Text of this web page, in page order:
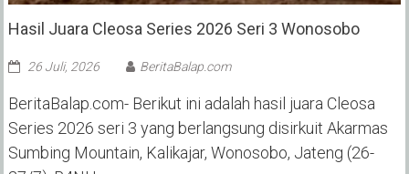
Hasil Juara Cleosa Series 2026 Seri 3 Wonosobo ‎
26 Juli, 2026 BeritaBalap.com
BeritaBalap.com- Berikut ini adalah hasil juara Cleosa
Series 2026 seri 3 yang berlangsung disirkuit Akarmas
Sumbing Mountain, Kalikajar, Wonosobo, Jateng (26-